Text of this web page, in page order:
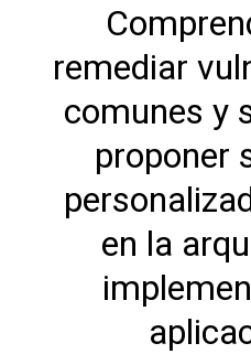
remediar
comunes y
proponer
en la